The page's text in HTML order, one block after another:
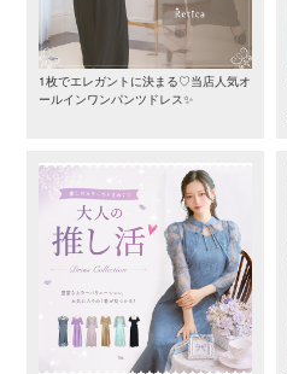
1枚でエレガントに決まる♡当店人気オ
ールインワンパンツドレス✨